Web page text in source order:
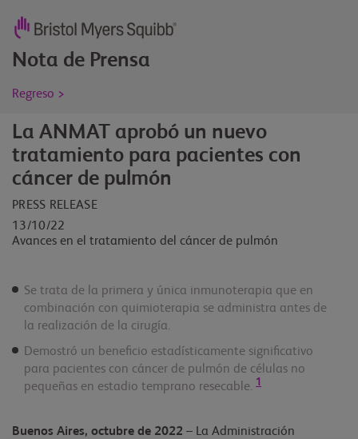
Nota de Prensa
Regreso >
La ANMAT aprobó un nuevo
tratamiento para pacientes con
cáncer de pulmón
PRESS RELEASE
13/10/22
Avances en el tratamiento del cáncer de pulmón
Se trata de la primera y única inmunoterapia que en
combinación con quimioterapia se administra antes de
la realización de la cirugía.
Demostró un beneficio estadísticamente significativo
para pacientes con cáncer de pulmón de células no
pequeñas en estadio temprano resecable. 1
Buenos Aires, octubre de 2022 – La Administración